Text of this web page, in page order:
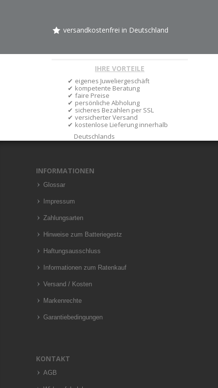
versandkostenfrei in Deutschland
IHRE VORTEILE
eigenes Juweliergeschäft
kompetente Beratung
faire Preise
persönliche Abholung
sicheres Bezahlen per SSL
versicherter Versand
kostenlose Lieferung innerhalb
Deutschlands
INFORMATIONEN
Glossar
Impressum
Zahlungsarten
Hinweise zum Batteriegestz
Haftungsausschluss
Informationen zum Ratenkauf
Versand / Kosten
Markenrechte
Garantiebedingungen
KONTAKT
AGB